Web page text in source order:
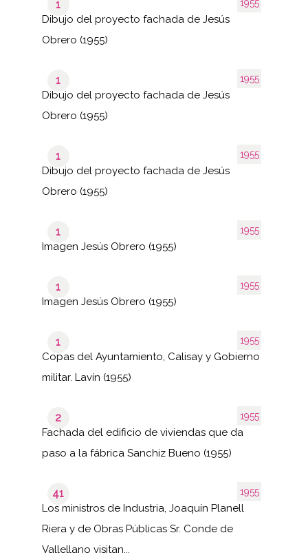
1955
1
Dibujo del proyecto fachada de Jesús
Obrero (1955)
1955
1
Dibujo del proyecto fachada de Jesús
Obrero (1955)
1955
1
Dibujo del proyecto fachada de Jesús
Obrero (1955)
1955
1
Imagen Jesús Obrero (1955)
1955
1
Imagen Jesús Obrero (1955)
1955
1
Copas del Ayuntamiento, Calisay y Gobierno
militar. Lavín (1955)
1955
2
Fachada del edificio de viviendas que da
paso a la fábrica Sanchiz Bueno (1955)
1955
41
Los ministros de Industria, Joaquín Planell
Riera y de Obras Públicas Sr. Conde de
Vallellano visitan...